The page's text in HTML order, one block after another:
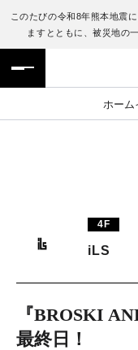
このたびの令和8年熊本地震
ますとともに、被災地の
ホーム
フロアガイド
施設案内・アク
TAX FREE
JP
ENGLISH
繁体字
日本語
4F
iLS
『BROSKI
最終日！